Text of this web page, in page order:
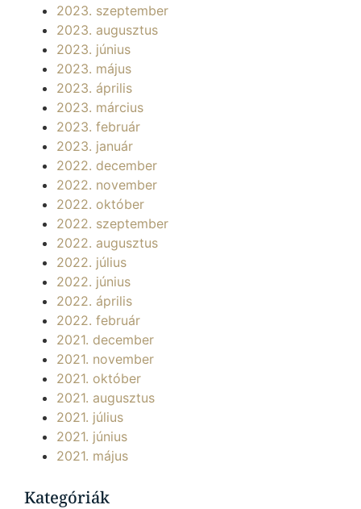
2023. szeptember
2023. augusztus
2023. június
2023. május
2023. április
2023. március
2023. február
2023. január
2022. december
2022. november
2022. október
2022. szeptember
2022. augusztus
2022. július
2022. június
2022. április
2022. február
2021. december
2021. november
2021. október
2021. augusztus
2021. július
2021. június
2021. május
Kategóriák